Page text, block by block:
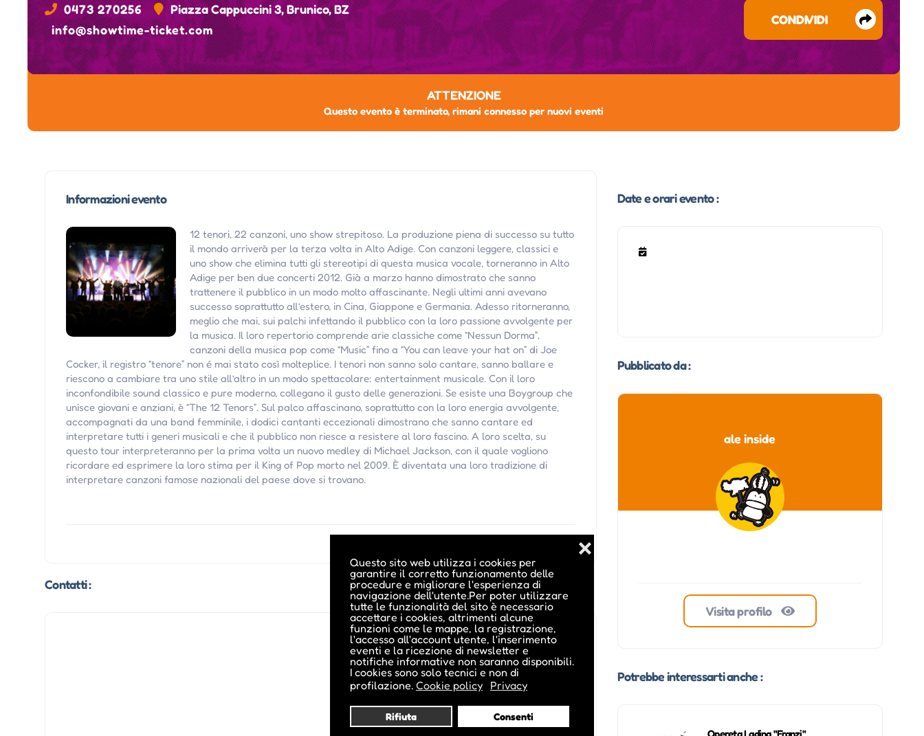
Questo sito web utilizza i cookies per
garantire il corretto funzionamento delle
procedure e migliorare l'esperienza di
navigazione dell'utente.Per poter utilizzare
tutte le funzionalità del sito è necessario
accettare i cookies, altrimenti alcune
funzioni come le mappe, la registrazione,
l'accesso all'account utente, l'inserimento
eventi e la ricezione di newsletter e
notifiche informative non saranno disponibili.
I cookies sono solo tecnici e non di
profilazione. Cookie policy Privacy
Rifiuta Consenti
❌
0473 270256
Piazza Cappuccini 3, Brunico, BZ
info@showtime-ticket.com
CONDIVIDI
ATTENZIONE
Questo evento è terminato, rimani connesso per nuovi eventi
Informazioni evento
12 tenori, 22 canzoni, uno show strepitoso. La produzione piena di successo su tutto
il mondo arriverà per la terza volta in Alto Adige. Con canzoni leggere, classici e
uno show che elimina tutti gli stereotipi di questa musica vocale, torneranno in Alto
Adige per ben due concerti 2012. Già a marzo hanno dimostrato che sanno
trattenere il pubblico in un modo molto affascinante. Negli ultimi anni avevano
successo soprattutto all’estero, in Cina, Giappone e Germania. Adesso ritorneranno,
meglio che mai, sui palchi infettando il pubblico con la loro passione avvolgente per
la musica. Il loro repertorio comprende arie classiche come “Nessun Dorma”,
canzoni della musica pop come “Music” fino a “You can leave your hat on” di Joe
Cocker, il registro “tenore” non é mai stato così molteplice. I tenori non sanno solo cantare, sanno ballare e
riescono a cambiare tra uno stile all’altro in un modo spettacolare: entertainment musicale. Con il loro
inconfondibile sound classico e pure moderno, collegano il gusto delle generazioni. Se esiste una Boygroup che
unisce giovani e anziani, è “The 12 Tenors”. Sul palco affascinano, soprattutto con la loro energia avvolgente,
accompagnati da una band femminile, i dodici cantanti eccezionali dimostrano che sanno cantare ed
interpretare tutti i generi musicali e che il pubblico non riesce a resistere al loro fascino. A loro scelta, su
questo tour interpreteranno per la prima volta un nuovo medley di Michael Jackson, con il quale vogliono
ricordare ed esprimere la loro stima per il King of Pop morto nel 2009. È diventata una loro tradizione di
interpretare canzoni famose nazionali del paese dove si trovano.
Contatti :
Date e orari evento :
Pubblicato da :
ale inside
Visita profilo
Potrebbe interessarti anche :
Opereta Ladina "Franzi"